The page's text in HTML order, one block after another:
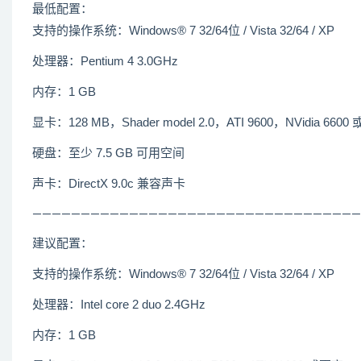
最低配置：
支持的操作系统：Windows® 7 32/64位 / Vista 32/64 / XP
处理器：Pentium 4 3.0GHz
内存：1 GB
显卡：128 MB，Shader model 2.0，ATI 9600，NVidia 6600
硬盘：至少 7.5 GB 可用空间
声卡：DirectX 9.0c 兼容声卡
建议配置：
支持的操作系统：Windows® 7 32/64位 / Vista 32/64 / XP
处理器：Intel core 2 duo 2.4GHz
内存：1 GB